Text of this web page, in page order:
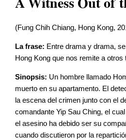
A Witness Out of
(Fung Chih Chiang, Hong Kong,
La frase: Entre drama y drama,
Hong Kong que nos remite a otros
Sinopsis: Un hombre llamado
muerto en su apartamento. El
la escena del crimen junto con el
comandante Yip Sau Ching, el
el asesino ha debido ser su
cuando discutieron por la